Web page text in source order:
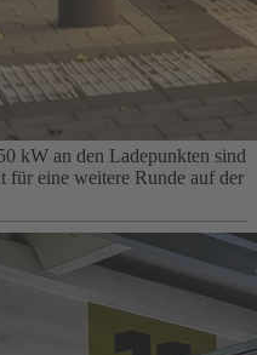
kW an den Ladepunkten sind
für eine weitere Runde auf der